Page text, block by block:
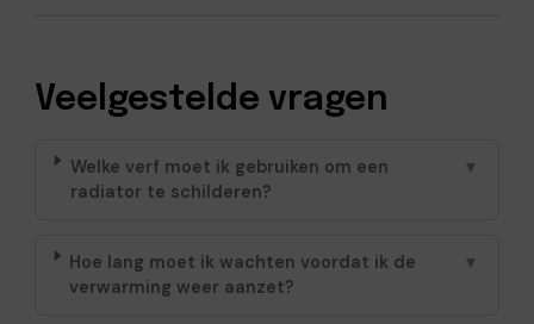
Veelgestelde vragen
Welke verf moet ik gebruiken om een
radiator te schilderen?
▼
Hoe lang moet ik wachten voordat ik de
verwarming weer aanzet?
▼